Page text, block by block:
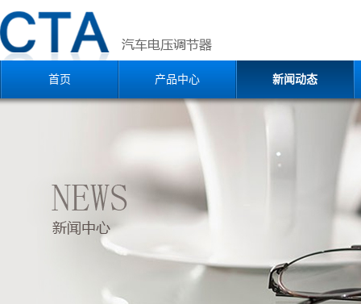
首页 产品中心 新闻动态